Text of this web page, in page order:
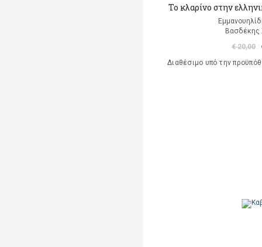
Το κλαρίνο στην
Βασδέκης
€ 20,00
Διαθέσιμο υπό την